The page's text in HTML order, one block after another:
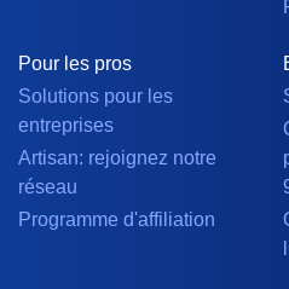
Pour les pros
Solutions pour les
entreprises
Artisan: rejoignez notre
réseau
Programme d'affiliation